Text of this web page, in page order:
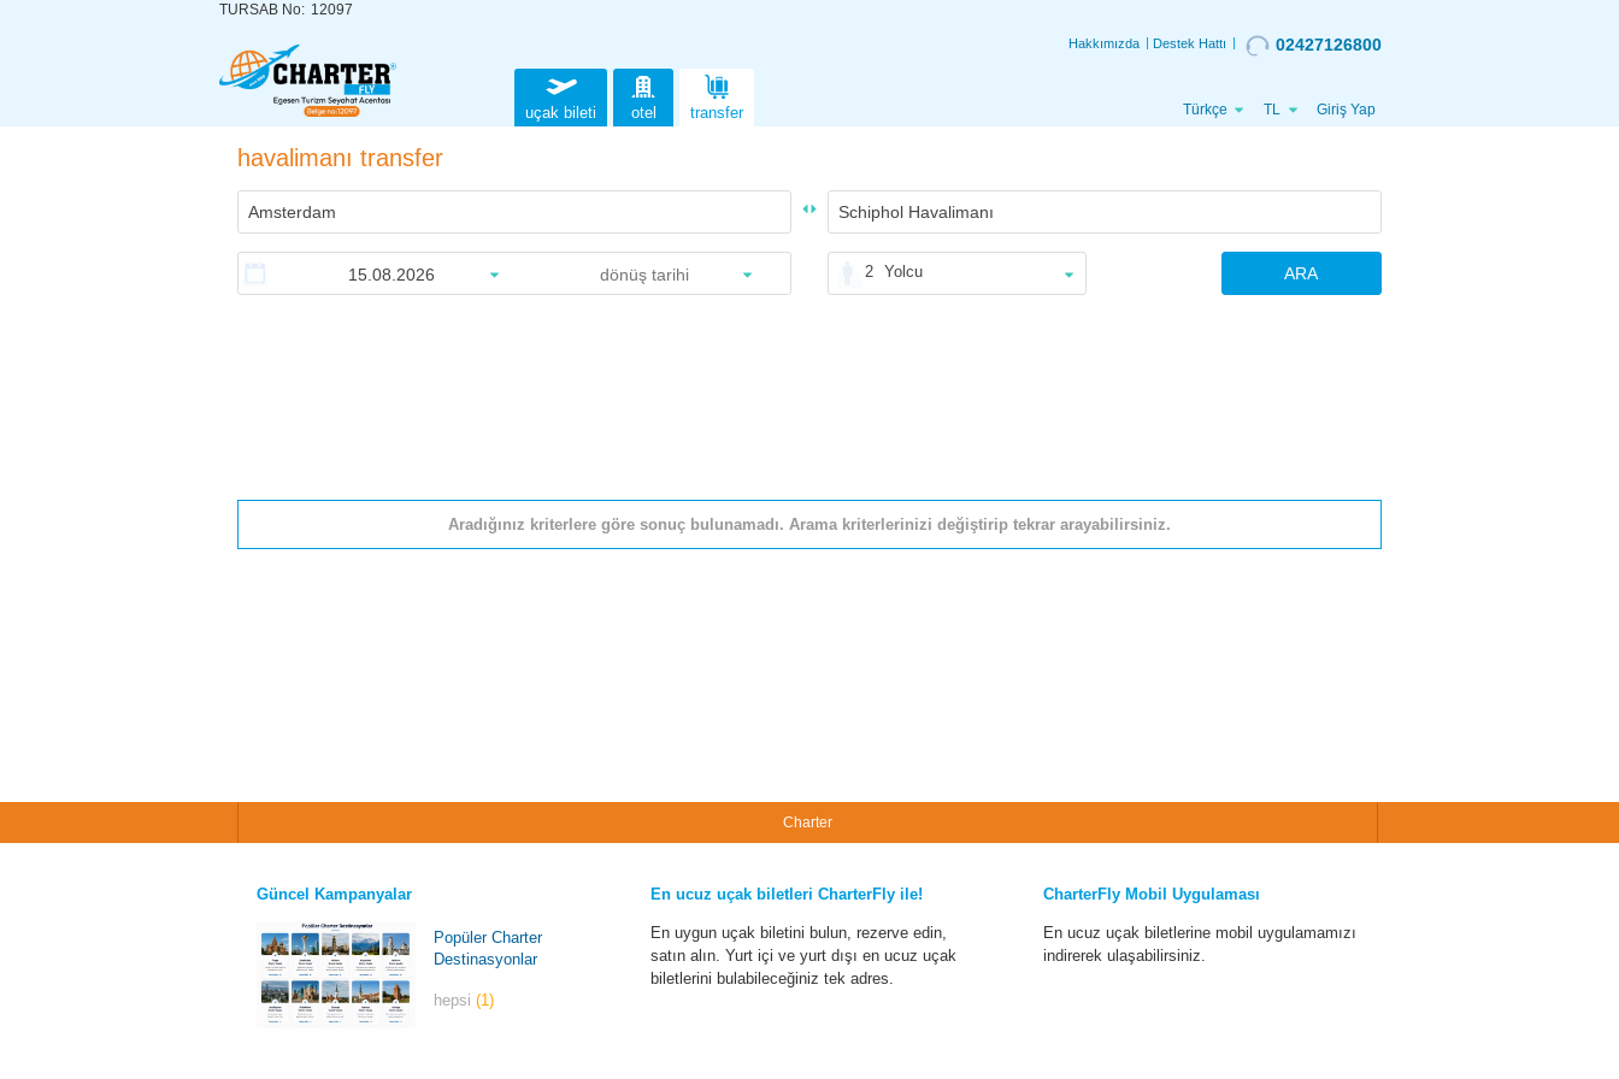
TURSAB No: 12097
Hakkımızda Destek Hattı 02427126800
uçak bileti otel transfer Türkçe TL Giriş Yap
havalimanı transfer
2 Yolcu ARA
Aradığınız kriterlere göre sonuç bulunamadı. Arama kriterlerinizi değiştirip tekrar arayabilirsiniz.
Charter
Güncel Kampanyalar
Popüler Charter
Destinasyonlar
hepsi(1)
En ucuz uçak biletleri CharterFly ile!
En uygun uçak biletini bulun, rezerve edin,
satın alın. Yurt içi ve yurt dışı en ucuz uçak
biletlerini bulabileceğiniz tek adres.
CharterFly Mobil Uygulaması
En ucuz uçak biletlerine mobil uygulamamızı
indirerek ulaşabilirsiniz.